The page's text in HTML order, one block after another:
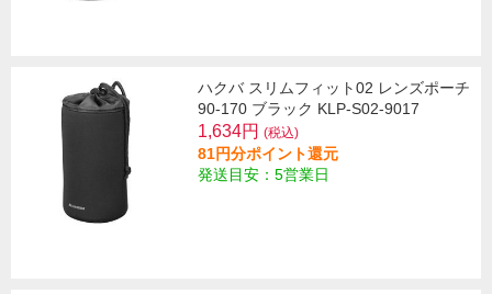
ハクバ スリムフィット02 レンズポーチ
90-170 ブラック KLP-S02-9017
1,634円 (税込)
81円分ポイント還元
発送目安：5営業日